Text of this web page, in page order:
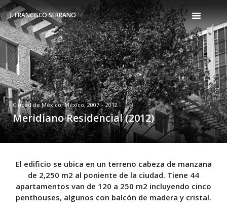
J. FRANCISCO SERRANO
Ciudad de México, México, 2007 – 2012
Meridiano Residencial (2012)
El edificio se ubica en un terreno cabeza de manzana
de 2,250 m2 al poniente de la ciudad. Tiene 44
apartamentos van de 120 a 250 m2 incluyendo cinco
penthouses, algunos con balcón de madera y cristal.